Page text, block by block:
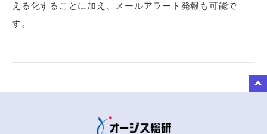
える化することに加え、メールアラート発報も可能で
す。